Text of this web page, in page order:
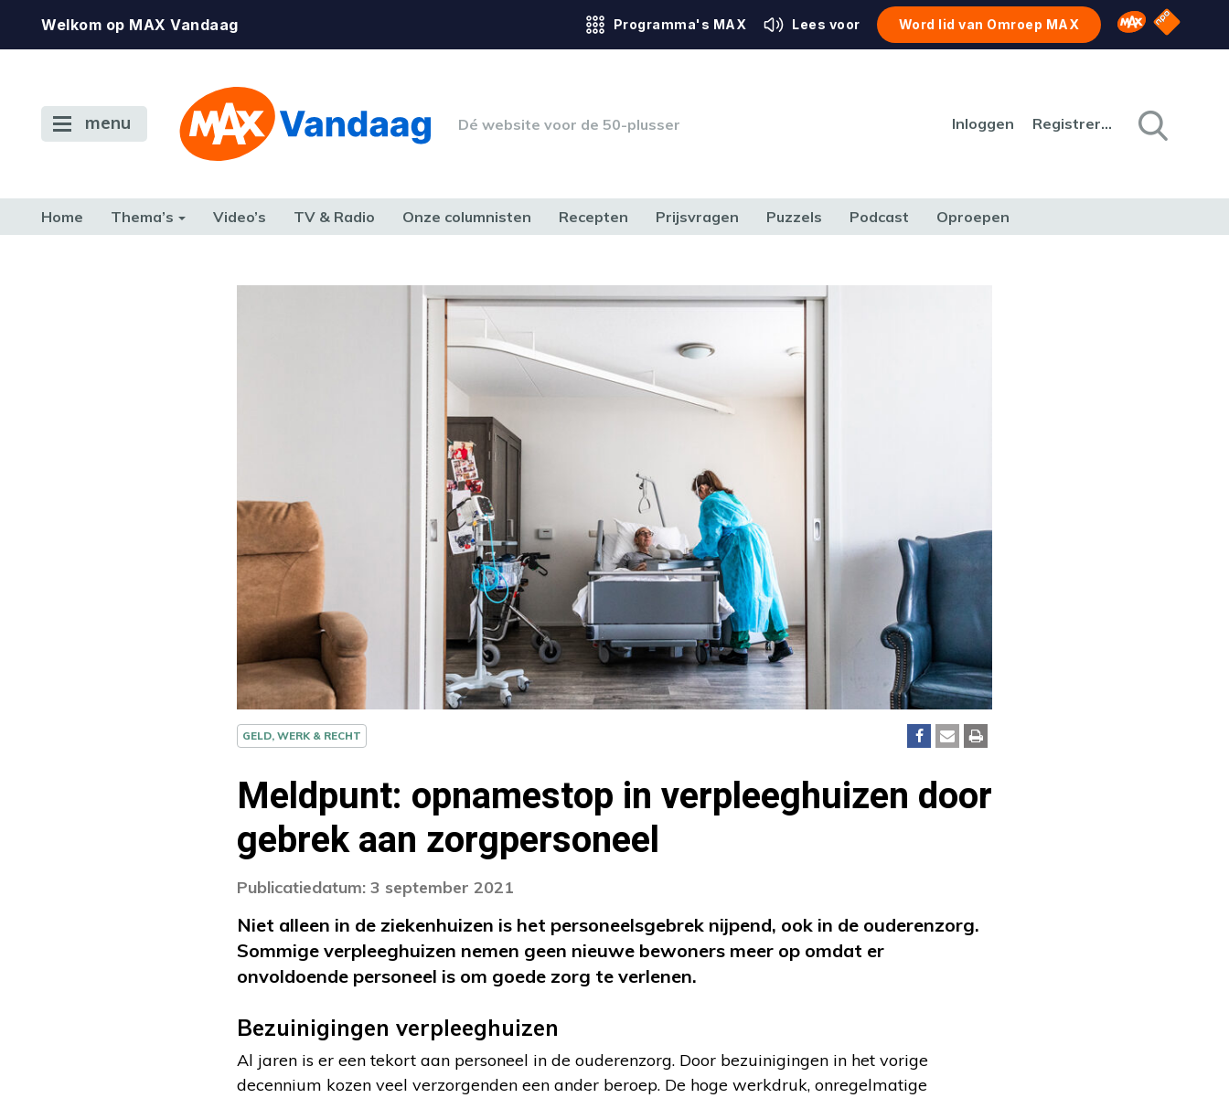
Welkom op MAX Vandaag Programma's MAX Lees voor Word lid van Omroep MAX Omroep MAX
NPO
menu Dé website voor de 50-plusser Inloggen Registreren
Home Thema’s Video’s TV & Radio Onze columnisten Recepten Prijsvragen Puzzels Podcast Oproepen
GELD, WERK & RECHT
Meldpunt: opnamestop in verpleeghuizen door
gebrek aan zorgpersoneel
Publicatiedatum: 3 september 2021
Niet alleen in de ziekenhuizen is het personeelsgebrek nijpend, ook in de ouderenzorg.
Sommige verpleeghuizen nemen geen nieuwe bewoners meer op omdat er
onvoldoende personeel is om goede zorg te verlenen.
Bezuinigingen verpleeghuizen
Al jaren is er een tekort aan personeel in de ouderenzorg. Door bezuinigingen in het vorige
decennium kozen veel verzorgenden een ander beroep. De hoge werkdruk, onregelmatige